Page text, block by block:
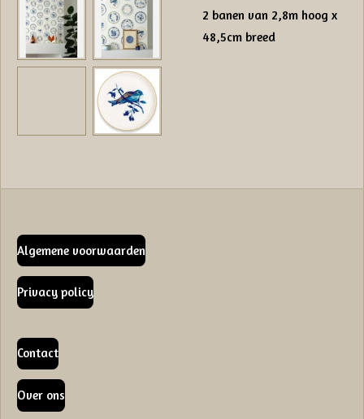
2 banen van 2,8m hoog x
48,5cm breed
Algemene voorwaarden
Privacy policy
Contact
Over ons